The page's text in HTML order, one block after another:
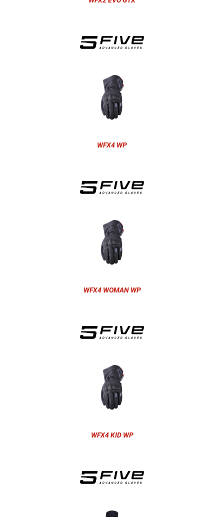
WFX4 WP
WFX4 WOMAN WP
WFX4 KID WP